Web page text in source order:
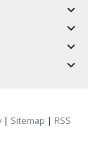
| Sitemap | RSS